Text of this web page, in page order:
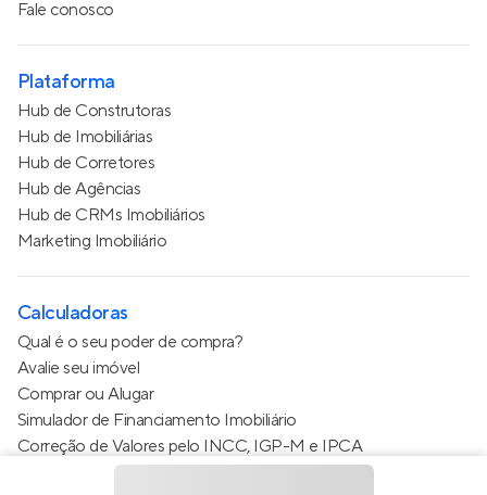
Fale conosco
Plataforma
Hub de Construtoras
Hub de Imobiliárias
Hub de Corretores
Hub de Agências
Hub de CRMs Imobiliários
Marketing Imobiliário
Calculadoras
Qual é o seu poder de compra?
Avalie seu imóvel
Comprar ou Alugar
Simulador de Financiamento Imobiliário
Correção de Valores pelo INCC, IGP-M e IPCA
Estimativa de valor do condomínio